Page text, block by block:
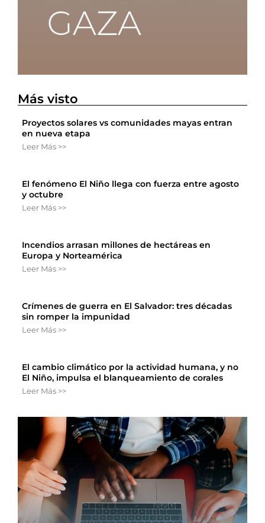
Más visto
Proyectos solares vs comunidades mayas entran
en nueva etapa
Leer Más >>
El fenómeno El Niño llega con fuerza entre agosto
y octubre
Leer Más >>
Incendios arrasan millones de hectáreas en
Europa y Norteamérica
Leer Más >>
Crímenes de guerra en El Salvador: tres décadas
sin romper la impunidad
Leer Más >>
El cambio climático por la actividad humana, y no
El Niño, impulsa el blanqueamiento de corales
Leer Más >>